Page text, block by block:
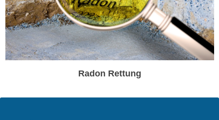
Radon Rettung